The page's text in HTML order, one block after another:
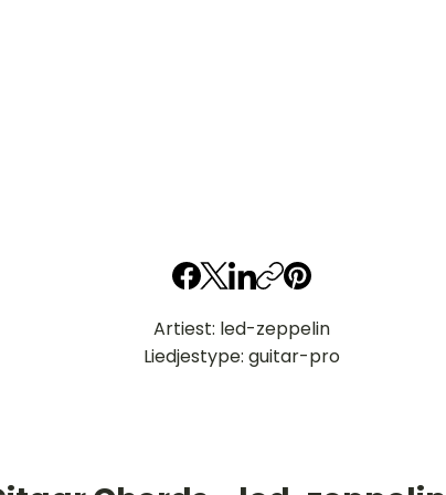
Artiest: led-zeppelin
Liedjestype: guitar-pro